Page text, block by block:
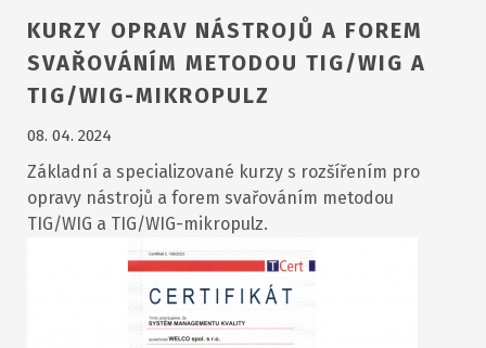
KURZY OPRAV NÁSTROJŮ A FOREM
SVAŘOVÁNÍM METODOU TIG/WIG A
TIG/WIG-MIKROPULZ
08. 04. 2024
Základní a specializované kurzy s rozšířením pro
opravy nástrojů a forem svařováním metodou
TIG/WIG a TIG/WIG-mikropulz.